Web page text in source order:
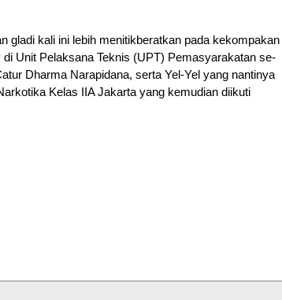
gladi kali ini lebih menitikberatkan pada kekompakan
Unit Pelaksana Teknis (UPT) Pemasyarakatan se-
Dharma Narapidana, serta Yel-Yel yang nantinya
Kelas IIA Jakarta yang kemudian diikuti